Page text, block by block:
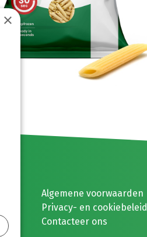
Algemene voorwaarden
Privacy- en cookiebeleid
Contacteer ons
×